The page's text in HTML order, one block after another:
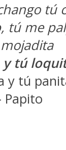
tú
, tú me
y tú
y tú
Papito